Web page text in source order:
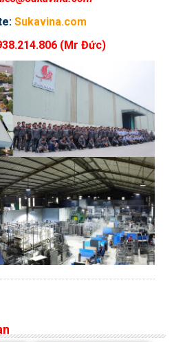
Sukavina.com
(Mr Đức)